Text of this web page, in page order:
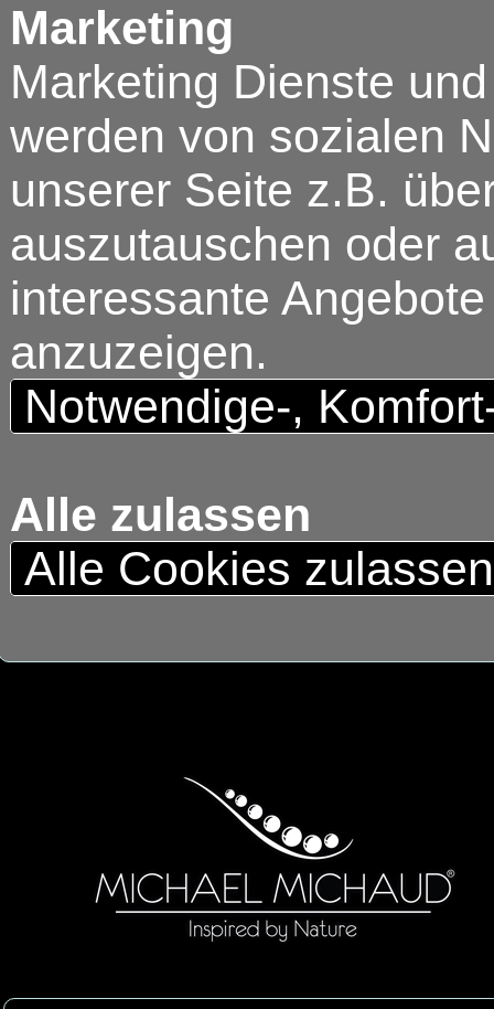
Marketing
Marketing Dienste
werden von sozialen
unserer Seite z.B.
auszutauschen oder
interessante
anzuzeigen.
Notwendige-,
Alle zulassen
Alle Cookies